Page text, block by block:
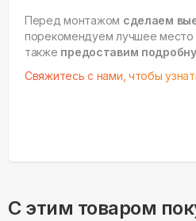
Перед монтажом сделаем
порекомендуем лучшее
также предоставим
Свяжитесь с нами, чтобы
С этим товаром